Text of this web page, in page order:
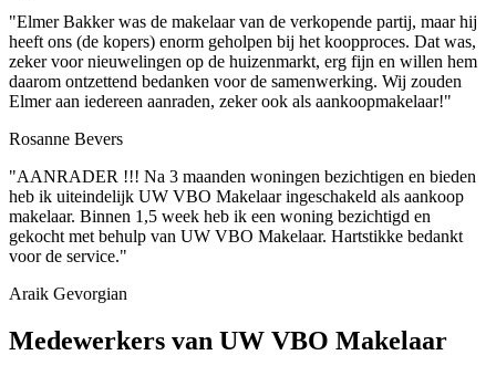
"Elmer Bakker was de makelaar van de verkopende partij, maar hij
heeft ons (de kopers) enorm geholpen bij het koopproces. Dat was,
zeker voor nieuwelingen op de huizenmarkt, erg fijn en willen hem
daarom ontzettend bedanken voor de samenwerking. Wij zouden
Elmer aan iedereen aanraden, zeker ook als aankoopmakelaar!"
Rosanne Bevers
"AANRADER !!! Na 3 maanden woningen bezichtigen en bieden
heb ik uiteindelijk UW VBO Makelaar ingeschakeld als aankoop
makelaar. Binnen 1,5 week heb ik een woning bezichtigd en
gekocht met behulp van UW VBO Makelaar. Hartstikke bedankt
voor de service."
Araik Gevorgian
Medewerkers van UW VBO Makelaar